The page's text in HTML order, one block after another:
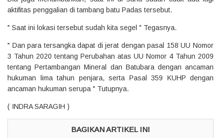
aktifitas penggalian di tambang batu Padas tersebut.
" Saat ini lokasi tersebut sudah kita segel " Tegasnya.
" Dan para tersangka dapat di jerat dengan pasal 158 UU Nomor
3 Tahun 2020 tentang Perubahan atas UU Nomor 4 Tahun 2009
tentang Pertambangan Mineral dan Batubara dengan ancaman
hukuman lima tahun penjara, serta Pasal 359 KUHP dengan
ancaman hukuman serupa " Tutupnya.
( INDRA SARAGIH )